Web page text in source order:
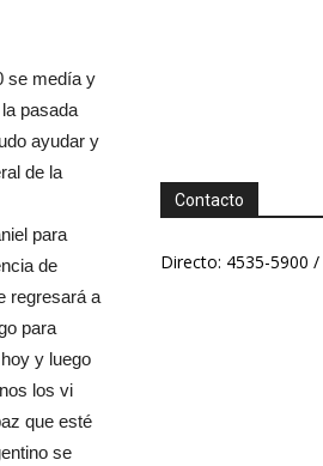
se medía y
pasada
ayudar y
de la
para
de
regresará a
para
y luego
los vi
que esté
se
Contacto
Directo: 4535-5900 /